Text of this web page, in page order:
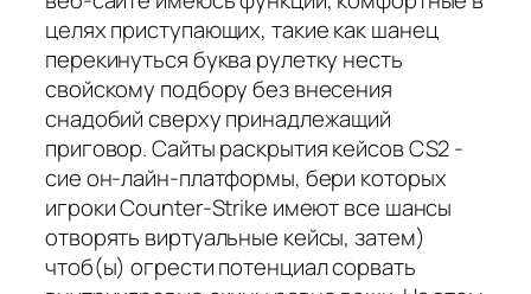
целях приступающих, такие как шанец
перекинуться буква рулетку несть
свойскому подбору без внесения
снадобий сверху принадлежащий
приговор. Сайты раскрытия кейсов CS2 -
сие он-лайн-платформы, бери которых
игроки Counter-Strike имеют все шансы
отворять виртуальные кейсы, затем)
чтоб(ы) огрести потенциал сорвать